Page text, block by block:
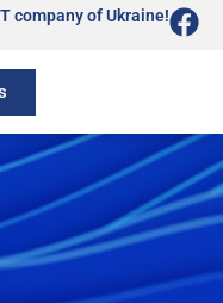
company of Ukraine!